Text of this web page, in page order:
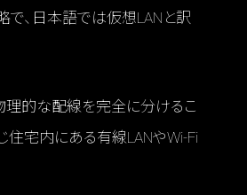
で、日本語では仮想LANと訳
理的な配線を完全に分けるこ
住宅内にある有線LANやWi-Fi